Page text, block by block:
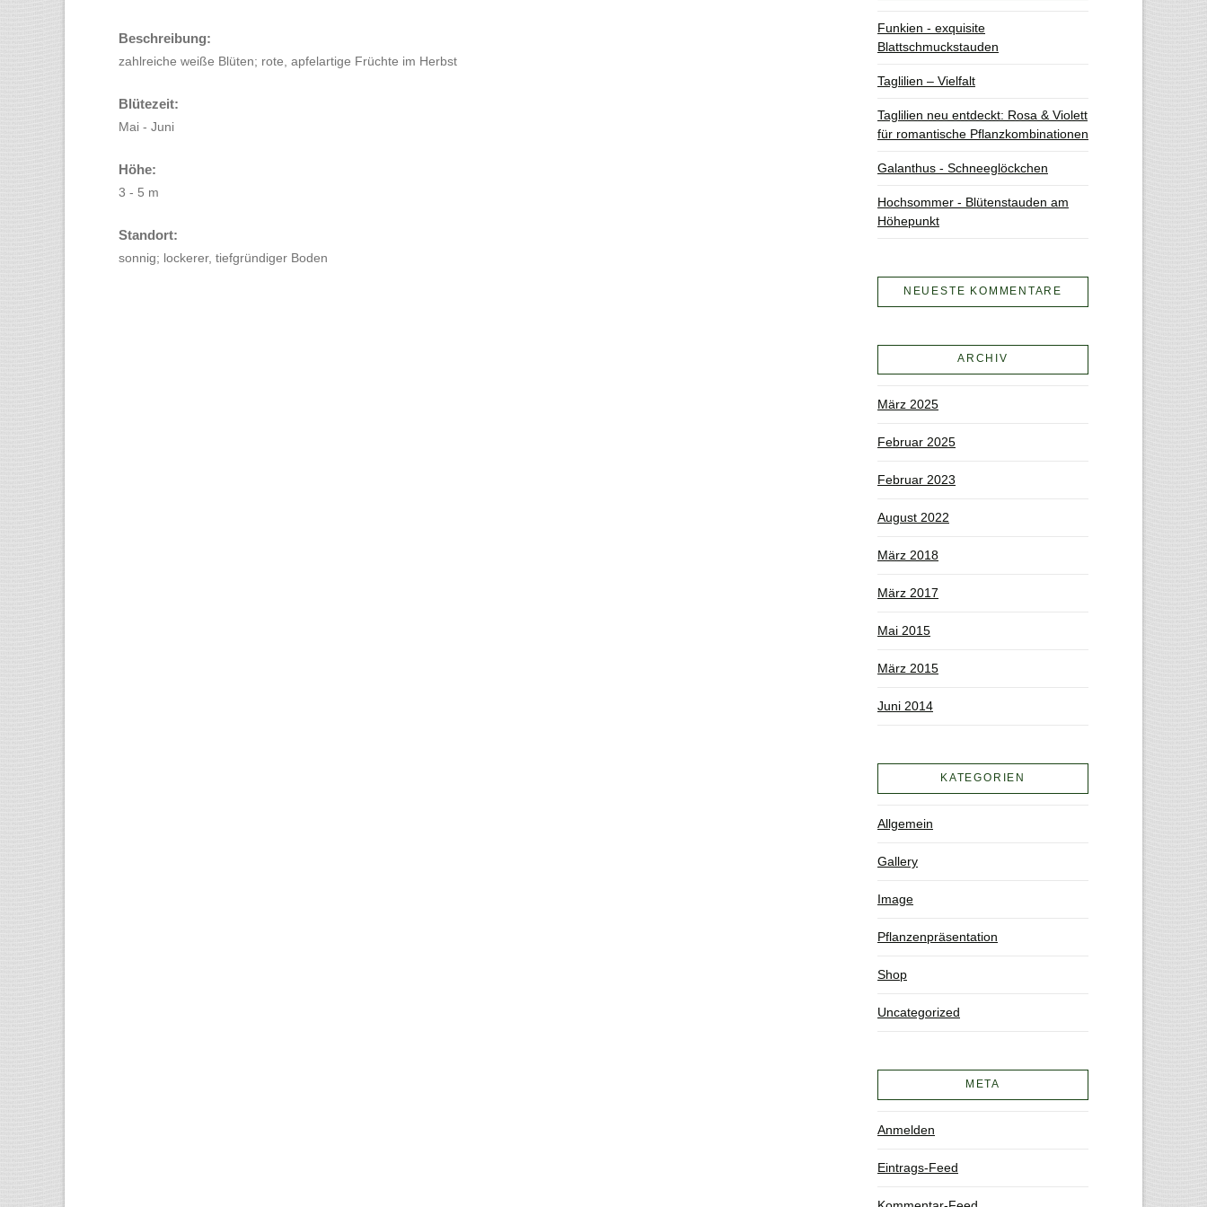
Beschreibung:
zahlreiche weiße Blüten; rote, apfelartige Früchte im Herbst
Blütezeit:
Mai - Juni
Höhe:
3 - 5 m
Standort:
sonnig; lockerer, tiefgründiger Boden
Funkien - exquisite
Blattschmuckstauden
Taglilien – Vielfalt
Taglilien neu entdeckt: Rosa & Violett
für romantische Pflanzkombinationen
Galanthus - Schneeglöckchen
Hochsommer - Blütenstauden am
Höhepunkt
NEUESTE KOMMENTARE
ARCHIV
März 2025
Februar 2025
Februar 2023
August 2022
März 2018
März 2017
Mai 2015
März 2015
Juni 2014
KATEGORIEN
Allgemein
Gallery
Image
Pflanzenpräsentation
Shop
Uncategorized
META
Anmelden
Eintrags-Feed